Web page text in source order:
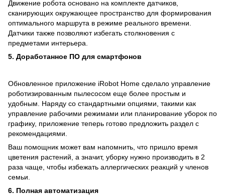
Движение робота основано на комплекте датчиков,
сканирующих окружающее пространство для формирования
оптимального маршрута в режиме реального времени.
Датчики также позволяют избегать столкновения с
предметами интерьера.
5. Доработанное ПО для смартфонов
Обновленное приложение iRobot Home сделало управление
роботизированным пылесосом еще более простым и
удобным. Наряду со стандартными опциями, такими как
управление рабочими режимами или планирование уборок по
графику, приложение теперь готово предложить раздел с
рекомендациями.
Ваш помощник может вам напомнить, что пришло время
цветения растений, а значит, уборку нужно производить в 2
раза чаще, чтобы избежать аллергических реакций у членов
семьи.
6. Полная автоматизация